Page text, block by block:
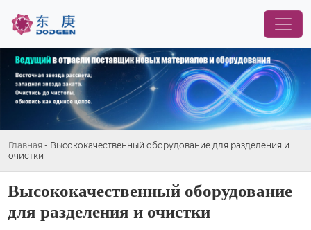
Главная - Высококачественный оборудование для разделения и
очистки
Высококачественный оборудование
для разделения и очистки